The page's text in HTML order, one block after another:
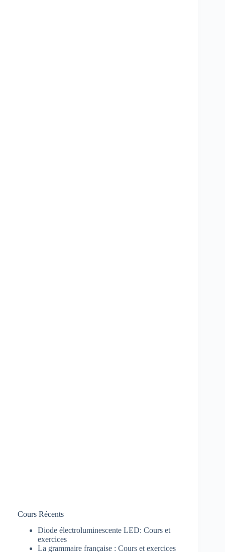
Cours Récents
Diode électroluminescente LED: Cours et
exercices
La grammaire française : Cours et exercices